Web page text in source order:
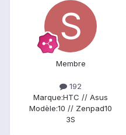
Membre
192
Marque:HTC // Asus
Modèle:10 // Zenpad10
3S